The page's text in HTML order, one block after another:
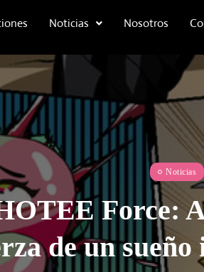
Noticias Nosotros
Noticias
Force:
de un sueño